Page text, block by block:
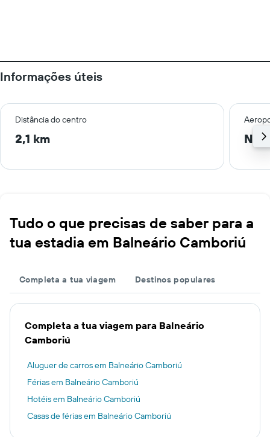
Informações úteis
Distância do centro
2,1 km
Tudo o que precisas de saber para a
tua estadia em Balneário Camboriú
Completa a tua viagem Destinos populares
Completa a tua viagem para Balneário
Camboriú
Aluguer de carros em Balneário Camboriú
Férias em Balneário Camboriú
Hotéis em Balneário Camboriú
Casas de férias em Balneário Camboriú